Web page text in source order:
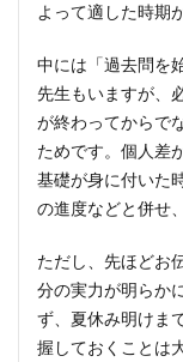
よって適した時期
中には「過去問を
先生もいますが、
が終わってからで
ためです。個人差
基礎が身に付いた
の進度などと併せ
ただし、先ほどお
分の実力が明らか
ず、夏休み明けま
握しておくことは